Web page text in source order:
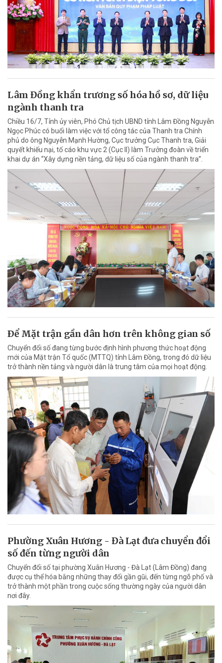
Lâm Đồng khẩn trương số hóa hồ sơ, dữ liệu
ngành thanh tra
Chiều 16/7, Tỉnh ủy viên, Phó Chủ tịch UBND tỉnh Lâm Đồng Nguyễn
Ngọc Phúc có buổi làm việc với tổ công tác của Thanh tra Chính
phủ do ông Nguyễn Mạnh Hường, Cục trưởng Cục Thanh tra, Giải
quyết khiếu nại, tố cáo khu vực 2 (Cục II) làm Trưởng đoàn về triển
khai dự án “Xây dựng nền tảng, dữ liệu số của ngành thanh tra”.
Ðể Mặt trận gần dân hơn trên không gian số
Chuyển đổi số đang từng bước định hình phương thức hoạt động
mới của Mặt trận Tổ quốc (MTTQ) tỉnh Lâm Đồng, trong đó dữ liệu
trở thành nền tảng và người dân là trung tâm của mọi hoạt động.
Phường Xuân Hương - Đà Lạt đưa chuyển đổi
số đến từng người dân
Chuyển đổi số tại phường Xuân Hương - Đà Lạt (Lâm Đồng) đang
được cụ thể hóa bằng những thay đổi gần gũi, đến từng ngõ phố và
trở thành một phần trong cuộc sống thường ngày của người dân
nơi đây.